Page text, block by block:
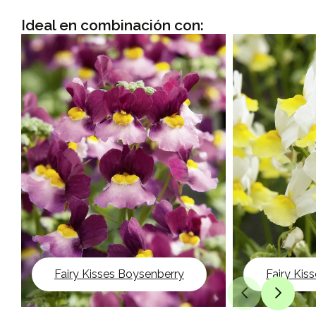
Ideal en combinación con:
Fairy Kisses Boysenberry Fairy